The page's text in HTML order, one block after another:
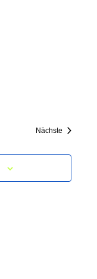
Nächste